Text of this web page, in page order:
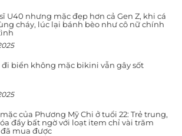
U40 nhưng mặc đẹp hơn cả Gen Z, khi cá
cháy, lúc lại bánh bèo như cô nữ chính
đi biển không mặc bikini vẫn gây sốt
của Phương Mỹ Chi ở tuổi 22: Trẻ trung,
đầy bất ngờ với loạt item chỉ vài trăm
mua được